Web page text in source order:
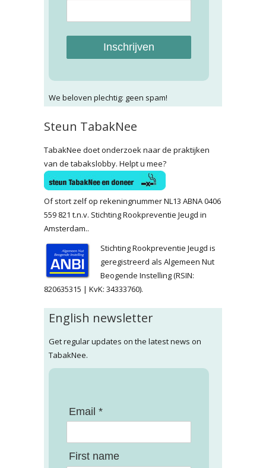
Inschrijven
We beloven plechtig: geen spam!
Steun TabakNee
TabakNee doet onderzoek naar de praktijken
van de tabakslobby. Helpt u mee?
Of stort zelf op rekeningnummer NL13 ABNA 0406
559 821 t.n.v. Stichting Rookpreventie Jeugd in
Amsterdam..
Stichting Rookpreventie Jeugd is
geregistreerd als Algemeen Nut
Beogende Instelling (RSIN:
820635315 | KvK: 34333760).
English newsletter
Get regular updates on the latest news on
TabakNee.
Email *
First name